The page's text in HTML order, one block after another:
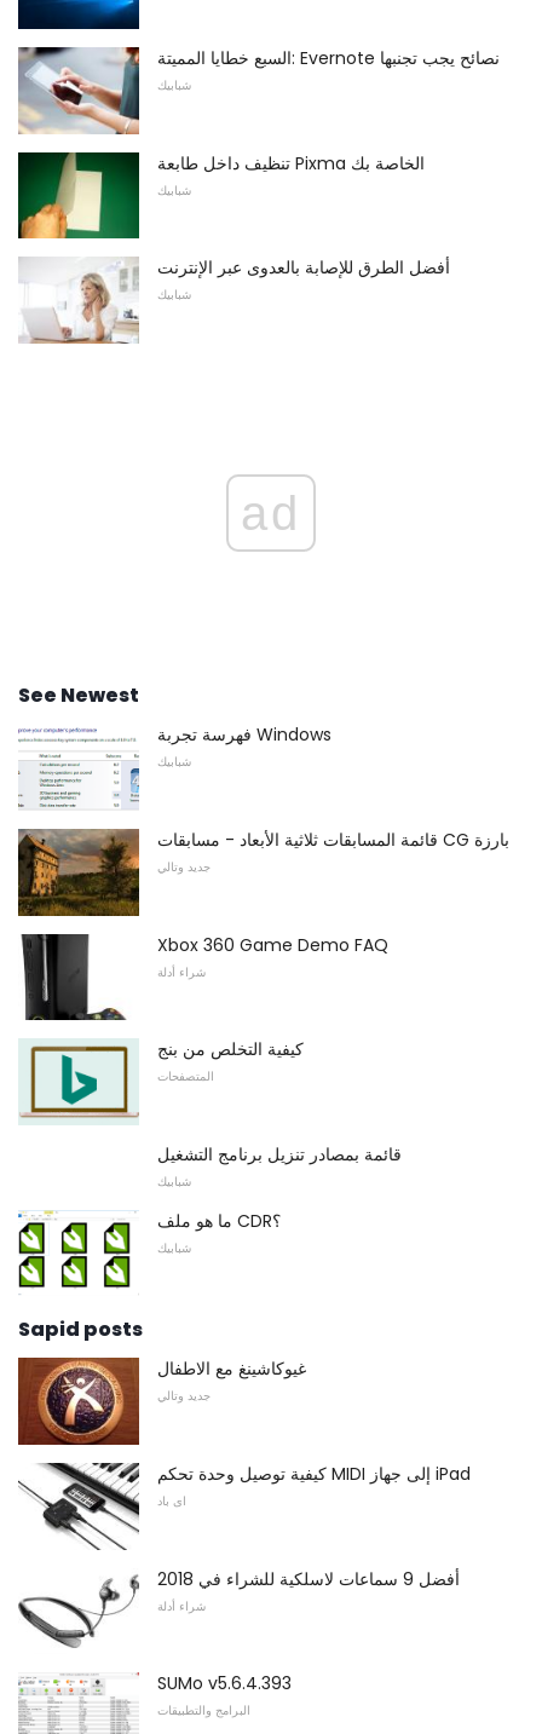
السبع خطايا المميتة: Evernote نصائح يجب تجنبها
شبابيك
تنظيف داخل طابعة Pixma الخاصة بك
شبابيك
أفضل الطرق للإصابة بالعدوى عبر الإنترنت
شبابيك
ad
See Newest
فهرسة تجربة Windows
شبابيك
قائمة المسابقات ثلاثية الأبعاد - مسابقات CG بارزة
جديد وتالي
Xbox 360 Game Demo FAQ
شراء أدلة
كيفية التخلص من بنج
المتصفحات
قائمة بمصادر تنزيل برنامج التشغيل
شبابيك
ما هو ملف CDR؟
شبابيك
Sapid posts
غيوكاشينغ مع الاطفال
جديد وتالي
كيفية توصيل وحدة تحكم MIDI إلى جهاز iPad
اى باد
أفضل 9 سماعات لاسلكية للشراء في 2018
شراء أدلة
SUMo v5.6.4.393
البرامج والتطبيقات